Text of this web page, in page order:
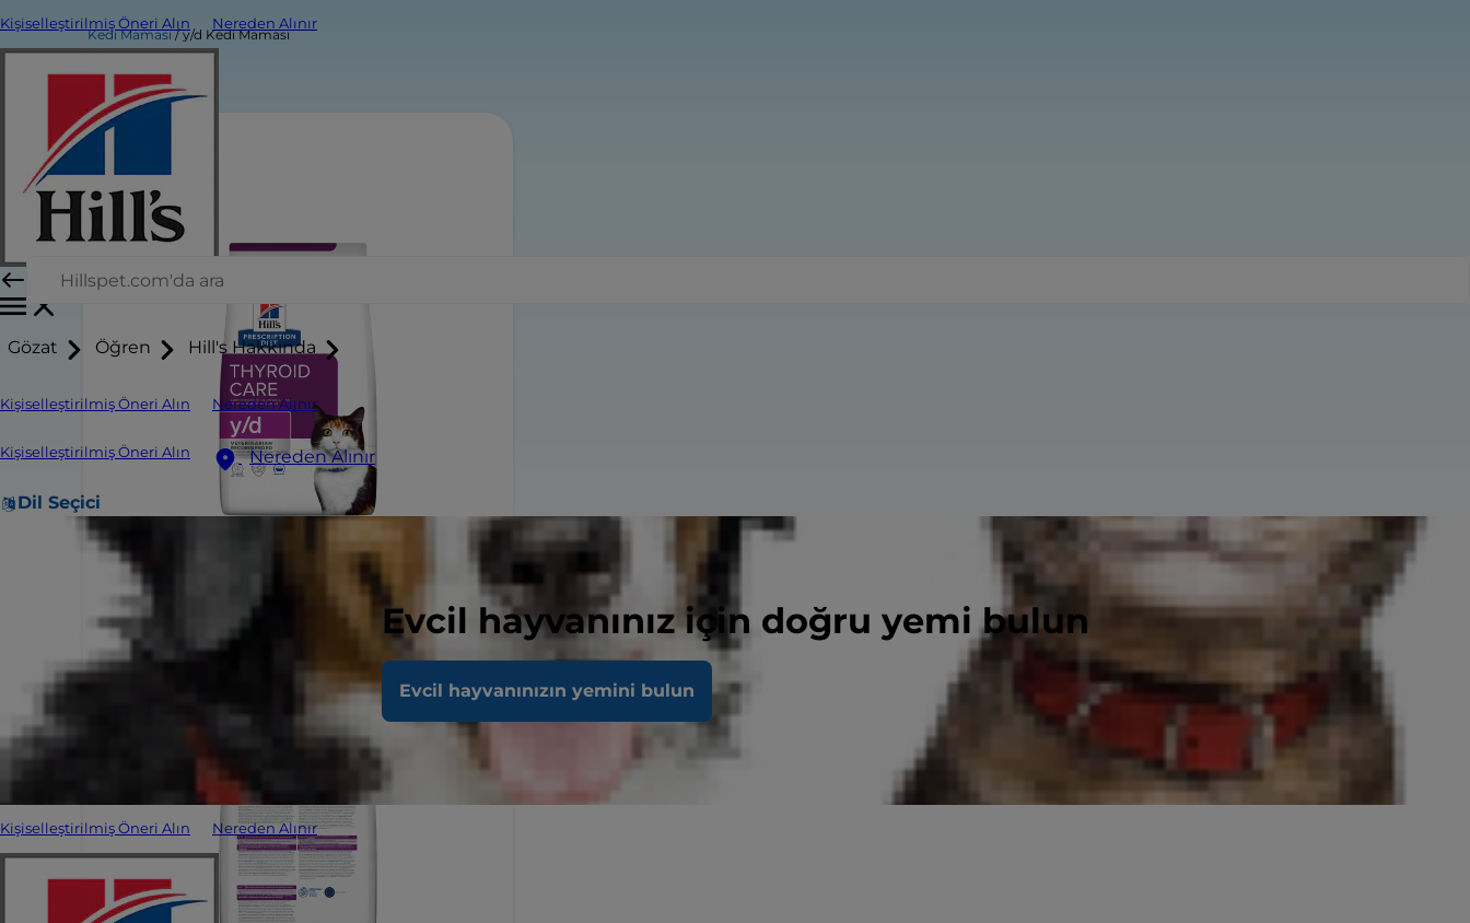
Kişiselleştirilmiş Öneri Alın Nereden Alınır
Gözat Öğren Hill's Hakkında
Kişiselleştirilmiş Öneri Alın Nereden Alınır
Kişiselleştirilmiş Öneri Alın Nereden Alınır
Dil Seçici
Evcil hayvanınız için doğru yemi bulun
Evcil hayvanınızın yemini bulun
Kişiselleştirilmiş Öneri Alın Nereden Alınır
Kedi Maması y/d Kedi Maması